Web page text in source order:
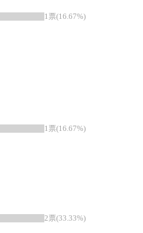
1票(16.67%)
1票(16.67%)
2票(33.33%)